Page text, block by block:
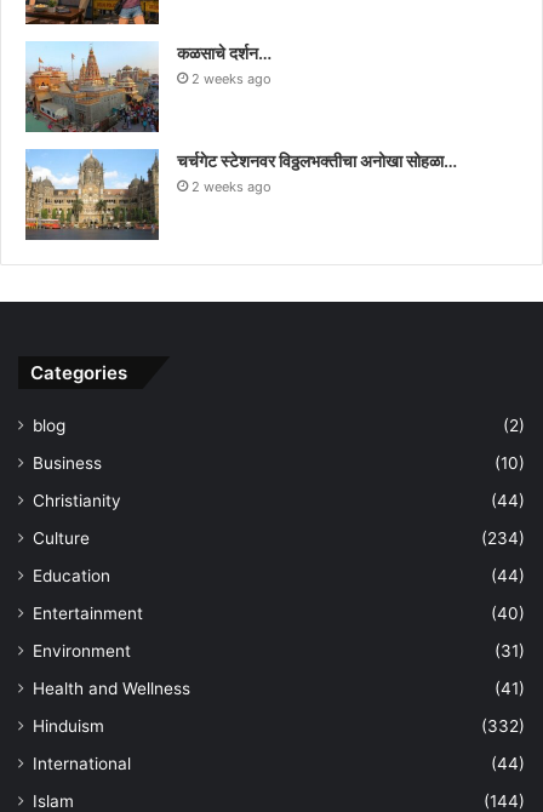
कळसाचे दर्शन…
2 weeks ago
चर्चगेट स्टेशनवर विठ्ठलभक्तीचा अनोखा सोहळा…
2 weeks ago
Categories
blog
(2)
Business
(10)
Christianity
(44)
Culture
(234)
Education
(44)
Entertainment
(40)
Environment
(31)
Health and Wellness
(41)
Hinduism
(332)
International
(44)
Islam
(144)